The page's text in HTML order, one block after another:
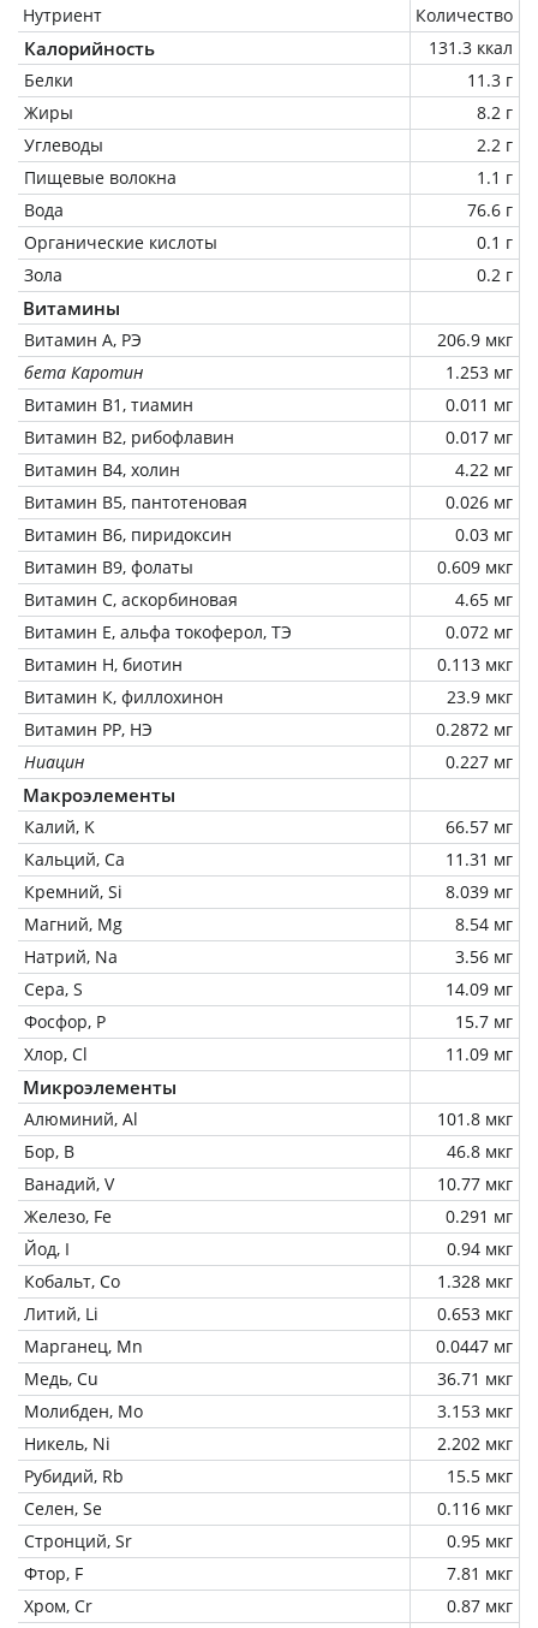
Нутриент
Количество
Калорийность
131.3 ккал
Белки
11.3 г
Жиры
8.2 г
Углеводы
2.2 г
Пищевые волокна
1.1 г
Вода
76.6 г
Органические кислоты
0.1 г
Зола
0.2 г
Витамины
Витамин А, РЭ
206.9 мкг
бета Каротин
1.253 мг
Витамин В1, тиамин
0.011 мг
Витамин В2, рибофлавин
0.017 мг
Витамин В4, холин
4.22 мг
Витамин В5, пантотеновая
0.026 мг
Витамин В6, пиридоксин
0.03 мг
Витамин В9, фолаты
0.609 мкг
Витамин C, аскорбиновая
4.65 мг
Витамин Е, альфа токоферол, ТЭ
0.072 мг
Витамин Н, биотин
0.113 мкг
Витамин К, филлохинон
23.9 мкг
Витамин РР, НЭ
0.2872 мг
Ниацин
0.227 мг
Макроэлементы
Калий, K
66.57 мг
Кальций, Ca
11.31 мг
Кремний, Si
8.039 мг
Магний, Mg
8.54 мг
Натрий, Na
3.56 мг
Сера, S
14.09 мг
Фосфор, P
15.7 мг
Хлор, Cl
11.09 мг
Микроэлементы
Алюминий, Al
101.8 мкг
Бор, B
46.8 мкг
Ванадий, V
10.77 мкг
Железо, Fe
0.291 мг
Йод, I
0.94 мкг
Кобальт, Co
1.328 мкг
Литий, Li
0.653 мкг
Марганец, Mn
0.0447 мг
Медь, Cu
36.71 мкг
Молибден, Mo
3.153 мкг
Никель, Ni
2.202 мкг
Рубидий, Rb
15.5 мкг
Селен, Se
0.116 мкг
Стронций, Sr
0.95 мкг
Фтор, F
7.81 мкг
Хром, Cr
0.87 мкг